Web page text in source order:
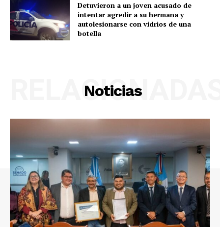
Detuvieron a un joven acusado de
intentar agredir a su hermana y
autolesionarse con vidrios de una
botella
Noticias